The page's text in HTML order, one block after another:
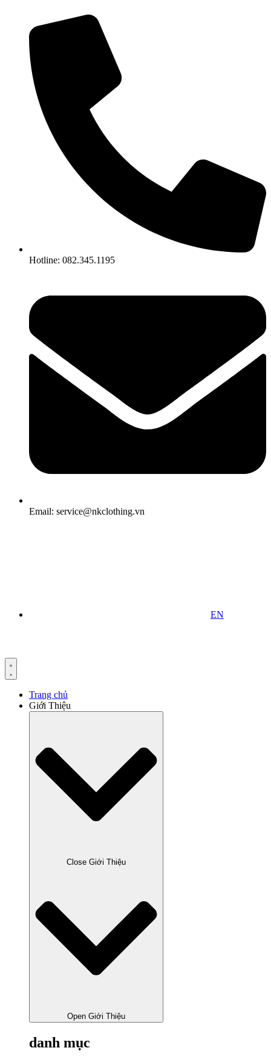
Hotline: 082.345.1195
Email: service@nkclothing.vn
EN
Trang chủ
Giới Thiệu
Close Giới Thiệu
Open Giới Thiệu
danh mục